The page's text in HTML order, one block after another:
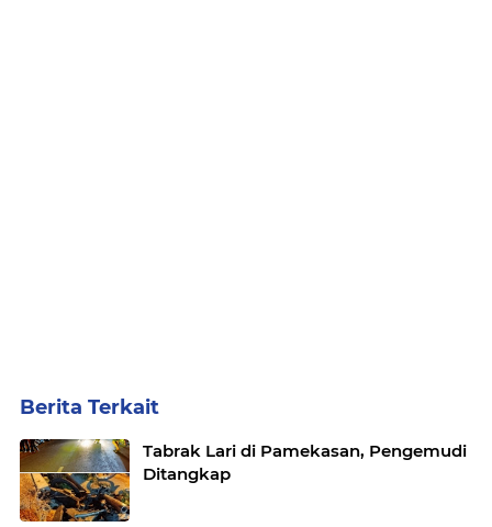
Berita Terkait
Tabrak Lari di Pamekasan, Pengemudi
Ditangkap